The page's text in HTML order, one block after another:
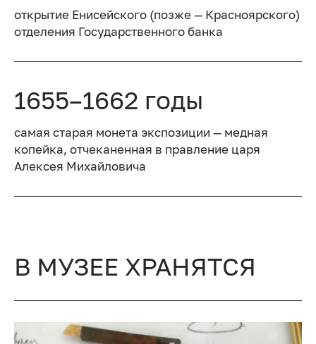
открытие Енисейского (позже — Красноярского)
отделения Государственного банка
1655–1662 годы
самая старая монета экспозиции — медная
копейка, отчеканенная в правление царя
Алексея Михайловича
В МУЗЕЕ ХРАНЯТСЯ